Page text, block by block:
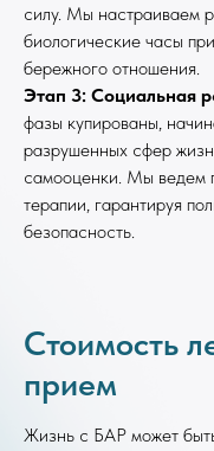
силу. Мы настраиваем
биологические часы
бережного отношения.
Этап 3: Социальная
фазы купированы,
разрушенных сфер
самооценки. Мы ведем
терапии, гарантируя
безопасность.
Стоимость
прием
Жизнь с БАР может